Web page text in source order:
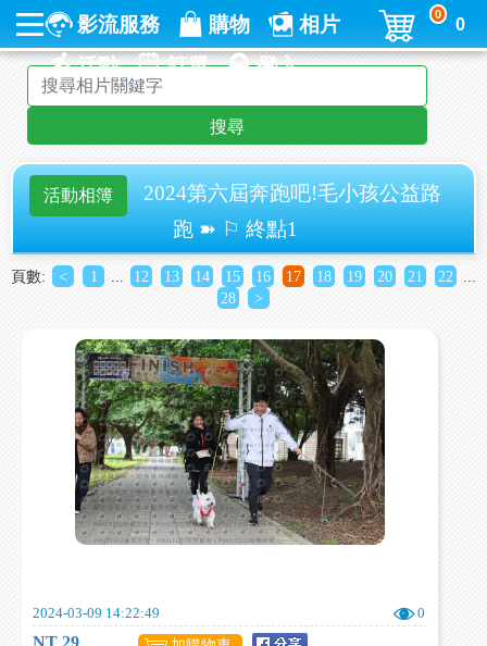
影流服務 購物
相片
活動
訂單 登入
0
0
搜尋
活動相簿
2024第六屆奔跑吧!毛小孩公益路
跑 ➽ ⚐ 終點1
頁數: < 1 12 13 14 15 16 17 18 19 20 21 22
28
>
2024-03-09 14:22:49 0
NT 29